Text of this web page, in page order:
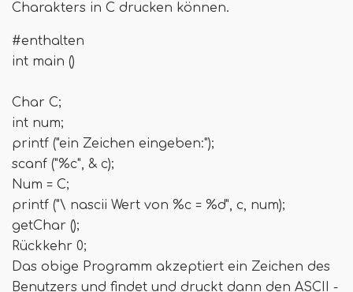
Charakters in C drucken können.
#enthalten
int main ()
Char C;
int num;
printf ("ein Zeichen eingeben:");
scanf ("%c", & c);
Num = C;
printf ("\ nascii Wert von %c = %d", c, num);
getChar ();
Rückkehr 0;
Das obige Programm akzeptiert ein Zeichen des
Benutzers und findet und druckt dann den ASCII -